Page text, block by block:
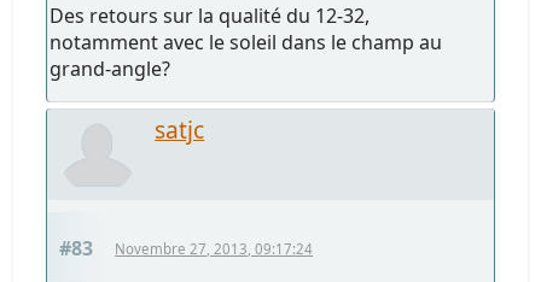
Des retours sur la qualité du 12-32,
notamment avec le soleil dans le champ au
grand-angle?
satjc
#83 Novembre 27, 2013, 09:17:24